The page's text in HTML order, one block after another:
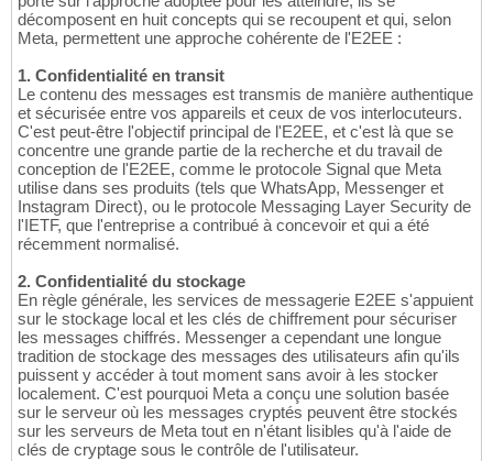
décomposent en huit concepts qui se recoupent et qui, selon
Meta, permettent une approche cohérente de l'E2EE :
1. Confidentialité en transit
Le contenu des messages est transmis de manière authentique
et sécurisée entre vos appareils et ceux de vos interlocuteurs.
C'est peut-être l'objectif principal de l'E2EE, et c'est là que se
concentre une grande partie de la recherche et du travail de
conception de l'E2EE, comme le protocole Signal que Meta
utilise dans ses produits (tels que WhatsApp, Messenger et
Instagram Direct), ou le protocole Messaging Layer Security de
l'IETF, que l'entreprise a contribué à concevoir et qui a été
récemment normalisé.
2. Confidentialité du stockage
En règle générale, les services de messagerie E2EE s'appuient
sur le stockage local et les clés de chiffrement pour sécuriser
les messages chiffrés. Messenger a cependant une longue
tradition de stockage des messages des utilisateurs afin qu'ils
puissent y accéder à tout moment sans avoir à les stocker
localement. C'est pourquoi Meta a conçu une solution basée
sur le serveur où les messages cryptés peuvent être stockés
sur les serveurs de Meta tout en n'étant lisibles qu'à l'aide de
clés de cryptage sous le contrôle de l'utilisateur.